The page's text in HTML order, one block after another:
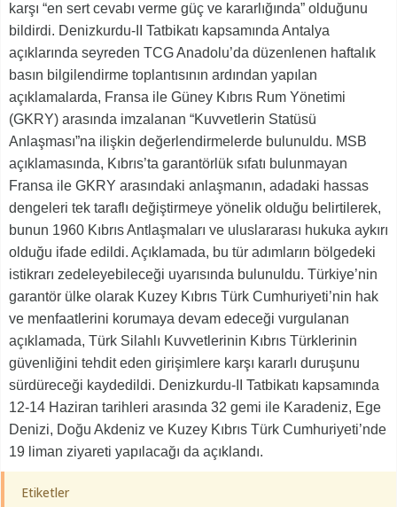
karşı “en sert cevabı verme güç ve kararlığında” olduğunu
bildirdi. Denizkurdu-II Tatbikatı kapsamında Antalya
açıklarında seyreden TCG Anadolu’da düzenlenen haftalık
basın bilgilendirme toplantısının ardından yapılan
açıklamalarda, Fransa ile Güney Kıbrıs Rum Yönetimi
(GKRY) arasında imzalanan “Kuvvetlerin Statüsü
Anlaşması”na ilişkin değerlendirmelerde bulunuldu. MSB
açıklamasında, Kıbrıs’ta garantörlük sıfatı bulunmayan
Fransa ile GKRY arasındaki anlaşmanın, adadaki hassas
dengeleri tek taraflı değiştirmeye yönelik olduğu belirtilerek,
bunun 1960 Kıbrıs Antlaşmaları ve uluslararası hukuka aykırı
olduğu ifade edildi. Açıklamada, bu tür adımların bölgedeki
istikrarı zedeleyebileceği uyarısında bulunuldu. Türkiye’nin
garantör ülke olarak Kuzey Kıbrıs Türk Cumhuriyeti’nin hak
ve menfaatlerini korumaya devam edeceği vurgulanan
açıklamada, Türk Silahlı Kuvvetlerinin Kıbrıs Türklerinin
güvenliğini tehdit eden girişimlere karşı kararlı duruşunu
sürdüreceği kaydedildi. Denizkurdu-II Tatbikatı kapsamında
12-14 Haziran tarihleri arasında 32 gemi ile Karadeniz, Ege
Denizi, Doğu Akdeniz ve Kuzey Kıbrıs Türk Cumhuriyeti’nde
19 liman ziyareti yapılacağı da açıklandı.
Etiketler